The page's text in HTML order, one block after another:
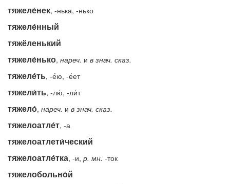
тяжеле́нек, -нька, -нько
тяжеле́нный
тяжёленький
тяжеле́нько, нареч. и в знач. сказ.
тяжеле́ть, -е́ю, -е́ет
тяжели́ть, -лю́, -ли́т
тяжело́, нареч. и в знач. сказ.
тяжелоатле́т, -а
тяжелоатлети́ческий
тяжелоатле́тка, -и, р. мн. -ток
тяжелобольно́й